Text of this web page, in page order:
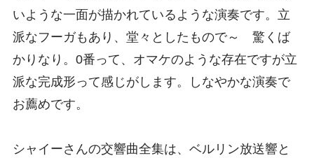
いような一面が描かれているような演奏です。立
派なフーガもあり、堂々としたもので～ 驚くば
かりなり。0番って、オマケのような存在ですが立
派な完成形って感じがします。しなやかな演奏で
お薦めです。
シャイーさんの交響曲全集は、ベルリン放送響と